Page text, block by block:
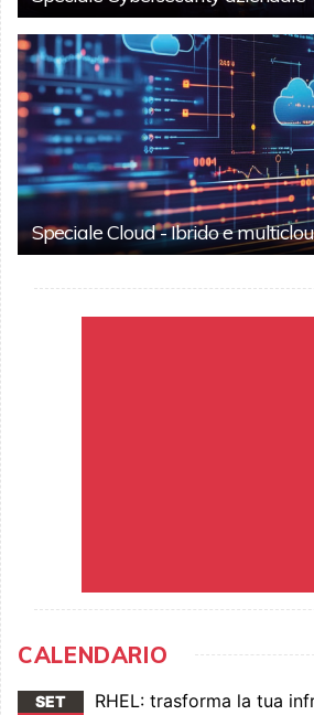
Speciale Cloud - Ibrido e
CALENDARIO
SET
RHEL: trasforma la tua